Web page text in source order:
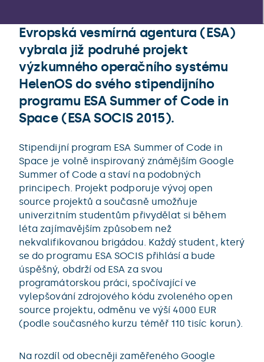
Evropská vesmírná agentura (ESA)
vybrala již podruhé projekt
výzkumného operačního systému
HelenOS do svého stipendijního
programu ESA Summer of Code in
Space (ESA SOCIS 2015).
Stipendijní program ESA Summer of Code in
Space je volně inspirovaný známějším Google
Summer of Code a staví na podobných
principech. Projekt podporuje vývoj open
source projektů a současně umožňuje
univerzitním studentům přivydělat si během
léta zajímavějším způsobem než
nekvalifikovanou brigádou. Každý student, který
se do programu ESA SOCIS přihlásí a bude
úspěšný, obdrží od ESA za svou
programátorskou práci, spočívající ve
vylepšování zdrojového kódu zvoleného open
source projektu, odměnu ve výší 4000 EUR
(podle současného kurzu téměř 110 tisíc korun).
Na rozdíl od obecněji zaměřeného Google